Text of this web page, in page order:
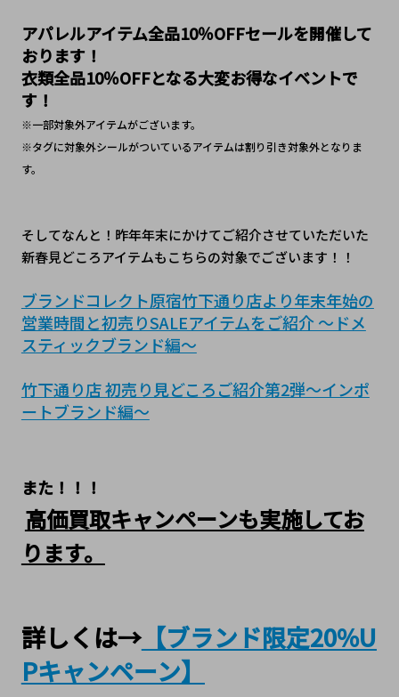
アパレルアイテム全品10％OFFセールを開催して
おります！
衣類全品10％OFFとなる大変お得なイベントで
す！
※一部対象外アイテムがございます。
※タグに対象外シールがついているアイテムは割り引き対象外となりま
す。
そしてなんと！昨年年末にかけてご紹介させていただいた
新春見どころアイテムもこちらの対象でございます！！
ブランドコレクト原宿竹下通り店より年末年始の
営業時間と初売りSALEアイテムをご紹介 ～ドメ
スティックブランド編～
竹下通り店 初売り見どころご紹介第2弾～インポ
ートブランド編～
また！！！
高価買取キャンペーンも実施してお
ります。
詳しくは→【ブランド限定20%U
Pキャンペーン】